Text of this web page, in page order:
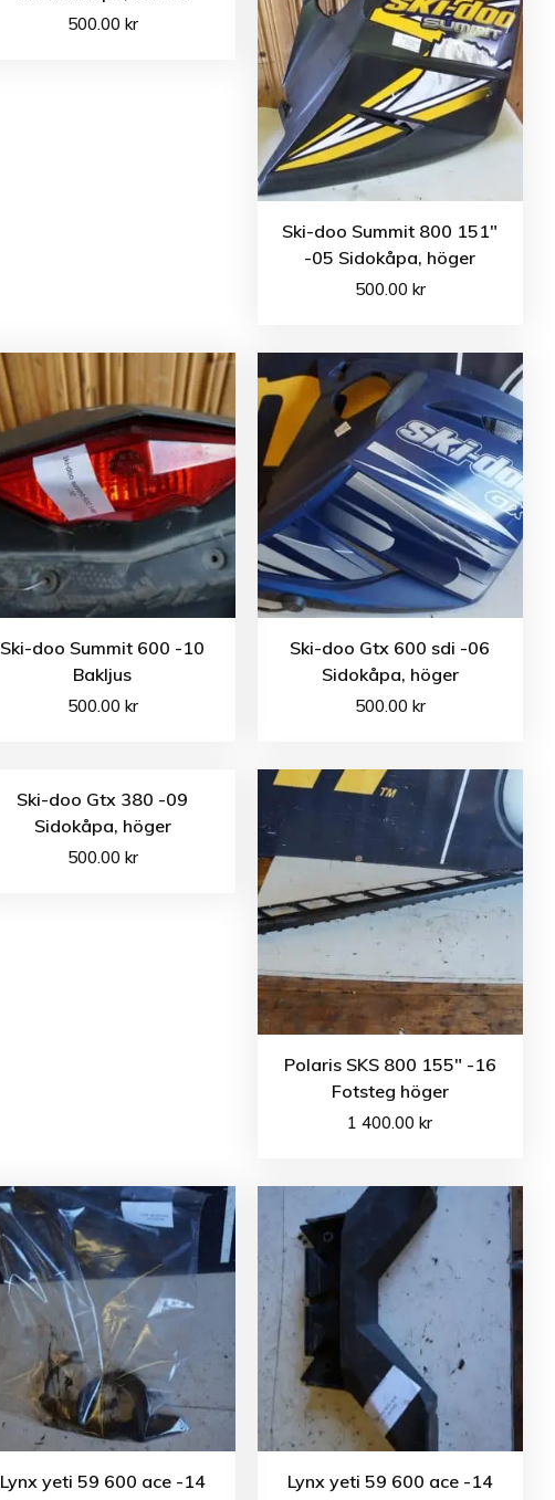
500.00 kr
Ski-doo Summit 800 151″
-05 Sidokåpa, höger
500.00 kr
Ski-doo Summit 600 -10
Bakljus
500.00 kr
Ski-doo Gtx 600 sdi -06
Sidokåpa, höger
500.00 kr
Ski-doo Gtx 380 -09
Sidokåpa, höger
500.00 kr
Polaris SKS 800 155″ -16
Fotsteg höger
1 400.00kr
Lynx yeti 59 600 ace -14
Lynx yeti 59 600 ace -14